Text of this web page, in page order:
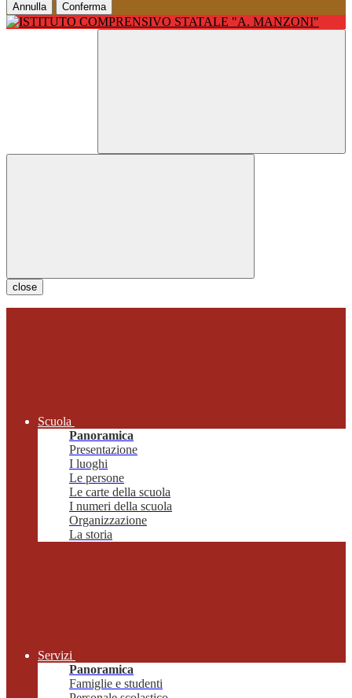
Annulla Conferma
close
Scuola
Panoramica
Presentazione
I luoghi
Le persone
Le carte della scuola
I numeri della scuola
Organizzazione
La storia
Servizi
Panoramica
Famiglie e studenti